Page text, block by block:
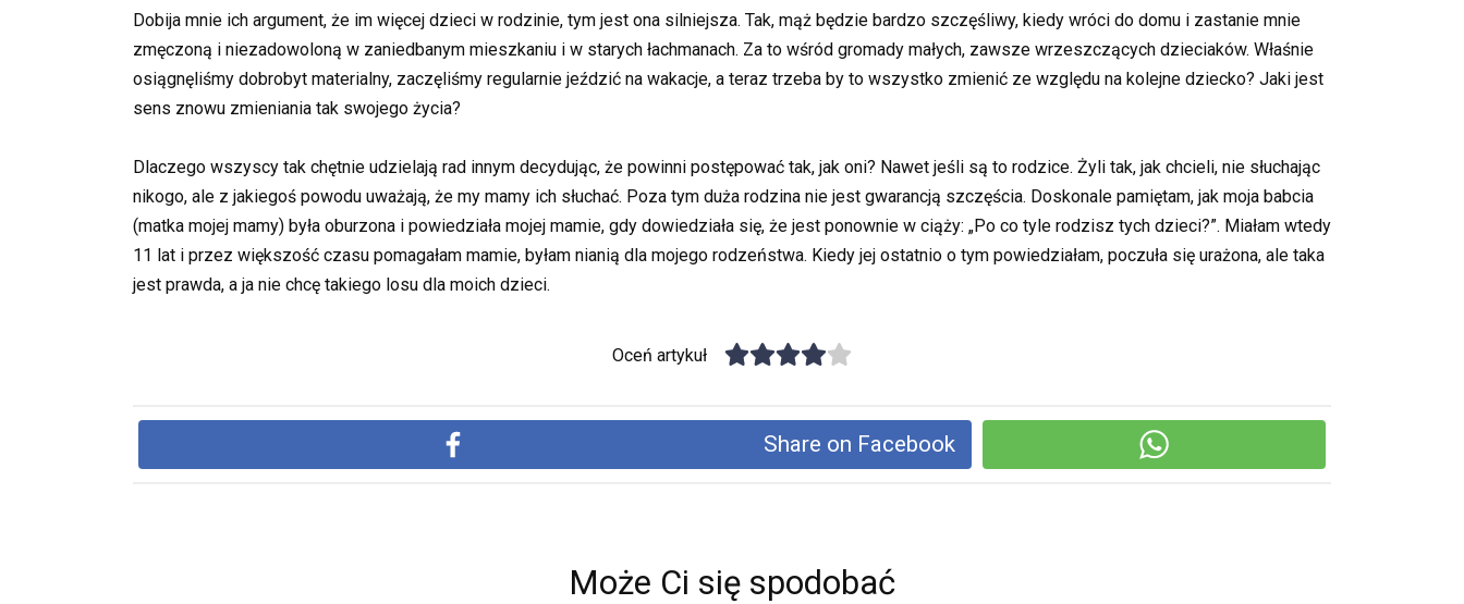
Dobija mnie ich argument, że im więcej dzieci w rodzinie, tym jest ona silniejsza. Tak, mąż będzie bardzo szczęśliwy, kiedy wróci do domu i zastanie mnie
zmęczoną i niezadowoloną w zaniedbanym mieszkaniu i w starych łachmanach. Za to wśród gromady małych, zawsze wrzeszczących dzieciaków. Właśnie
osiągnęliśmy dobrobyt materialny, zaczęliśmy regularnie jeździć na wakacje, a teraz trzeba by to wszystko zmienić ze względu na kolejne dziecko? Jaki jest
sens znowu zmieniania tak swojego życia?
Dlaczego wszyscy tak chętnie udzielają rad innym decydując, że powinni postępować tak, jak oni? Nawet jeśli są to rodzice. Żyli tak, jak chcieli, nie słuchając
nikogo, ale z jakiegoś powodu uważają, że my mamy ich słuchać. Poza tym duża rodzina nie jest gwarancją szczęścia. Doskonale pamiętam, jak moja babcia
(matka mojej mamy) była oburzona i powiedziała mojej mamie, gdy dowiedziała się, że jest ponownie w ciąży: „Po co tyle rodzisz tych dzieci?”. Miałam wtedy
11 lat i przez większość czasu pomagałam mamie, byłam nianią dla mojego rodzeństwa. Kiedy jej ostatnio o tym powiedziałam, poczuła się urażona, ale taka
jest prawda, a ja nie chcę takiego losu dla moich dzieci.
Oceń artykuł
Share on Facebook
Może Ci się spodobać